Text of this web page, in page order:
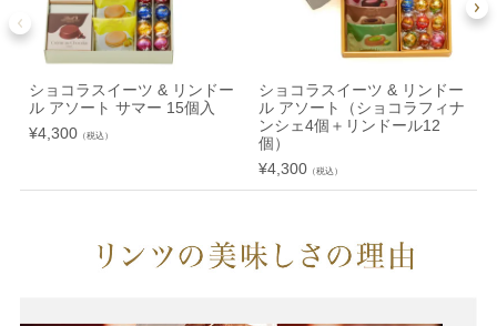
ショコラスイーツ & リンドー
ル アソート サマー 15個入
¥4,300（税込）
ショコラスイーツ & リンドー
ル アソート（ショコラフィナ
ンシェ4個＋リンドール12
個）
¥4,300（税込）